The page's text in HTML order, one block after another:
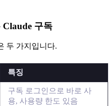
구독
두 가지입니다.
특징
구독 로그인으로 바로 사
용, 사용량 한도 있음